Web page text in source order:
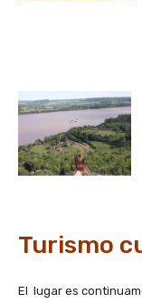
Turismo
El lugar es